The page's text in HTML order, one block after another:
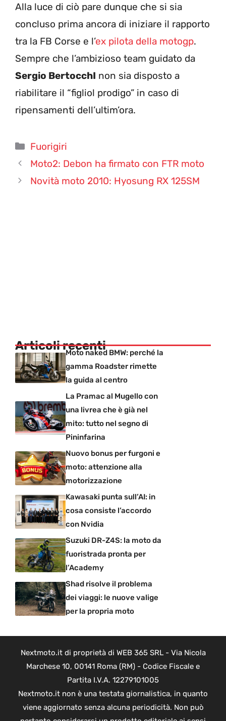
Alla luce di ciò pare dunque che si sia
concluso prima ancora di iniziare il rapporto
tra la FB Corse e l’ex pilota della motogp.
Sempre che l’ambizioso team guidato da
Sergio BertocchI non sia disposto a
riabilitare il “figliol prodigo” in caso di
ripensamenti dell’ultim’ora.
Categorie
Fuorigiri
Moto2: Debon ha firmato con FTR moto
Novità moto 2010: Hyosung RX 125SM
Articoli recentiMoto naked BMW: perché la
gamma Roadster rimette
la guida al centro
La Pramac al Mugello con
una livrea che è già nel
mito: tutto nel segno di
Pininfarina
Nuovo bonus per furgoni e
moto: attenzione alla
motorizzazione
Kawasaki punta sull’AI: in
cosa consiste l’accordo
con Nvidia
Suzuki DR-Z4S: la moto da
fuoristrada pronta per
l’Academy
Shad risolve il problema
dei viaggi: le nuove valige
per la propria moto
Nextmoto.it di proprietà di WEB 365 SRL - Via Nicola
Marchese 10, 00141 Roma (RM) - Codice Fiscale e
Partita I.V.A. 12279101005
Nextmoto.it non è una testata giornalistica, in quanto
viene aggiornato senza alcuna periodicità. Non può